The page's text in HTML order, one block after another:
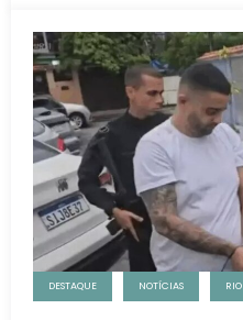
DESTAQUE NOTÍCIAS RIO